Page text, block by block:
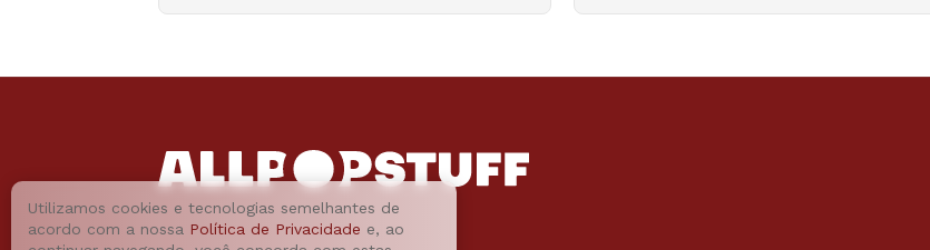
Utilizamos cookies e tecnologias semelhantes de
acordo com a nossa Política de Privacidade e, ao